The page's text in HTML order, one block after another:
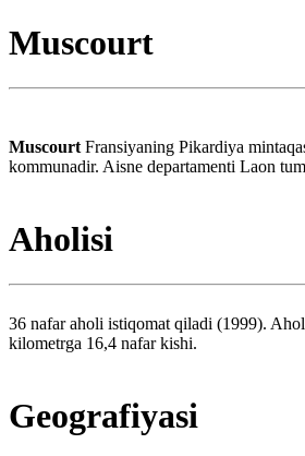
Muscourt
Muscourt Fransiyaning Pikardiya
kommunadir. Aisne departamenti Laon
Aholisi
36 nafar aholi istiqomat qiladi (1999).
kilometrga 16,4 nafar kishi.
Geografiyasi